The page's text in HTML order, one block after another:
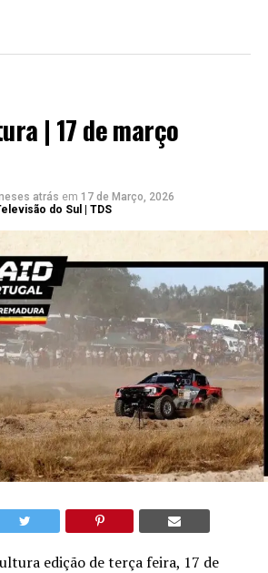
| 17 de março
atrás em 17 de Março, 2026
do Sul | TDS
edição de terça feira, 17 de